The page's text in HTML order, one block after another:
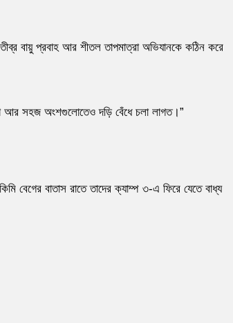
বায়ু প্রবাহ আর শীতল তাপমাত্রা অভিযানকে কঠিন করে
আর সহজ অংশগুলোতেও দড়ি বেঁধে চলা লাগত।”
বেগের বাতাস রাতে তাদের ক্যাম্প ৩-এ ফিরে যেতে বাধ্য